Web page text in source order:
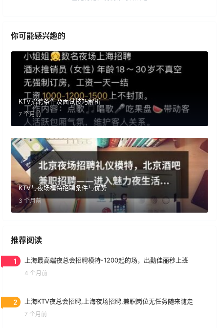
你可能感兴趣的
KTV招聘条件及面试技巧解析
7 个月前
KTV与夜场模特招聘条件与优势
3 个月前
推荐阅读
1 上海最高端夜总会招聘模特-1200起的场，出勤佳丽秒上班
4 个月前
2 上海KTV夜总会招聘,上海夜场招聘,兼职岗位无任务随来随走
7 个月前